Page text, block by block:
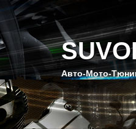
Авто-Мото-